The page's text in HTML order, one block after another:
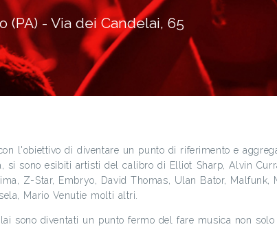
(PA) - Via dei Candelai, 65
l'obiettivo di diventare un punto di riferimento e
sono esibiti artisti del calibro di Elliot Sharp, Alvin
Z-Star, Embryo, David Thomas, Ulan Bator, Malfunk,
Mario Venutie molti altri.
sono diventati un punto fermo del fare musica non